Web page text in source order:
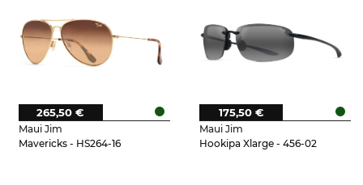
Maui Jim
Mavericks - HS264-16
265,50 €
Maui Jim
Hookipa Xlarge - 456-02
175,50 €